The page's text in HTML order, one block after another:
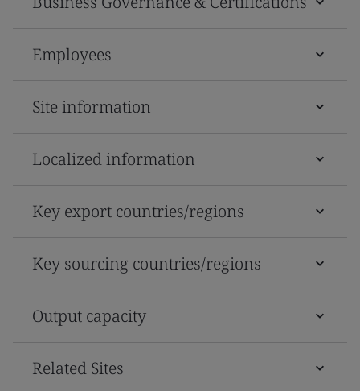
Employees
Site information
Localized information
Key export countries/regions
Key sourcing countries/regions
Output capacity
Related Sites